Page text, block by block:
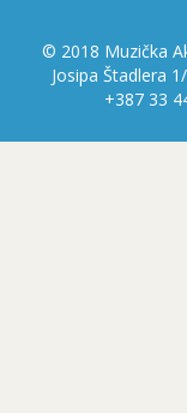
© 2018 Muzička
Josipa Štadlera
+387 33